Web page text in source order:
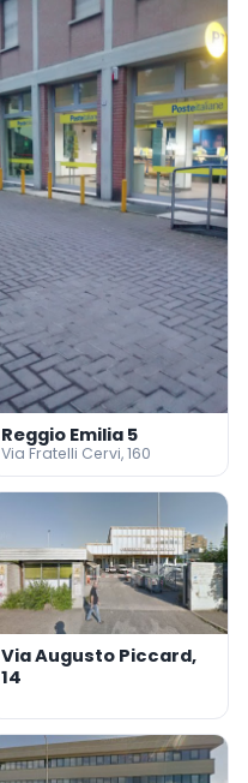
Reggio Emilia 5
Via Fratelli Cervi, 160
Via Augusto Piccard,
14